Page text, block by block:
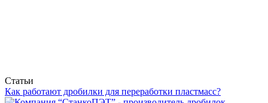
Статьи
Как работают дробилки для переработки пластмасс?